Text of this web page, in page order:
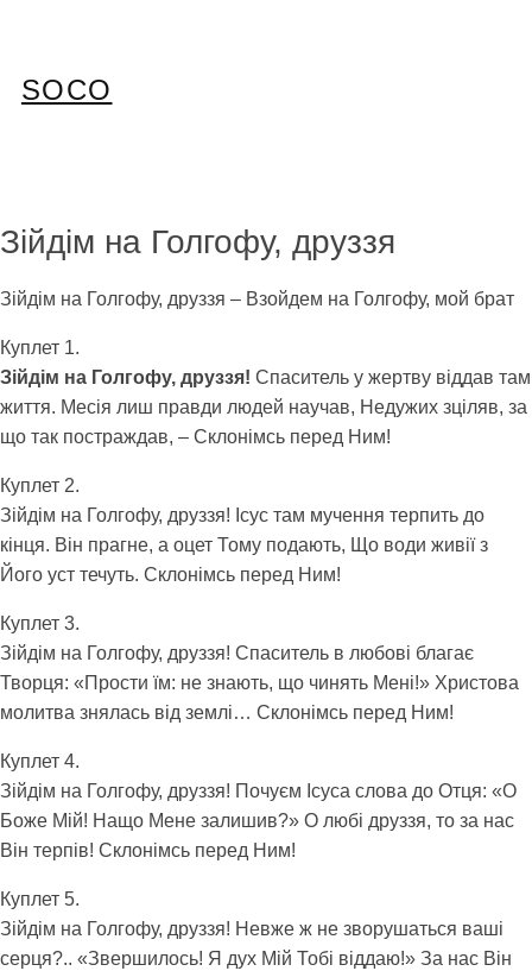
SOCO
Зійдім на Голгофу, друззя
Зійдім на Голгофу, друззя – Взойдем на Голгофу, мой брат
Куплет 1.
Зійдім на Голгофу, друззя! Спаситель у жертву віддав там
життя. Месія лиш правди людей научав, Недужих зціляв, за
що так постраждав, – Склонімсь перед Ним!
Куплет 2.
Зійдім на Голгофу, друззя! Ісус там мучення терпить до
кінця. Він прагне, а оцет Тому подають, Що води живії з
Його уст течуть. Склонімсь перед Ним!
Куплет 3.
Зійдім на Голгофу, друззя! Спаситель в любові благає
Творця: «Прости їм: не знають, що чинять Мені!» Христова
молитва знялась від землі… Склонімсь перед Ним!
Куплет 4.
Зійдім на Голгофу, друззя! Почуєм Ісуса слова до Отця: «О
Боже Мій! Нащо Мене залишив?» О любі друззя, то за нас
Він терпів! Склонімсь перед Ним!
Куплет 5.
Зійдім на Голгофу, друззя! Невже ж не зворушаться ваші
серця?.. «Звершилось! Я дух Мій Тобі віддаю!» За нас Він